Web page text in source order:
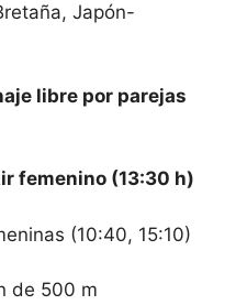
Japón-
libre por parejas
femenino (13:30 h)
(10:40, 15:10)
de 500 m